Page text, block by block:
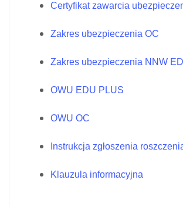
Certyfikat zawarcia
Zakres ubezpieczenia OC
Zakres ubezpieczenia NNW
OWU EDU PLUS
OWU OC
Instrukcja zgłoszenia
Klauzula informacyjna